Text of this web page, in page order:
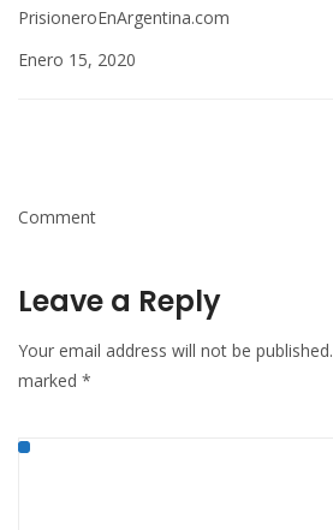
PrisioneroEnArgentina.com
Enero 15, 2020
Comment
Leave a Reply
Your email address will not be published.
marked *